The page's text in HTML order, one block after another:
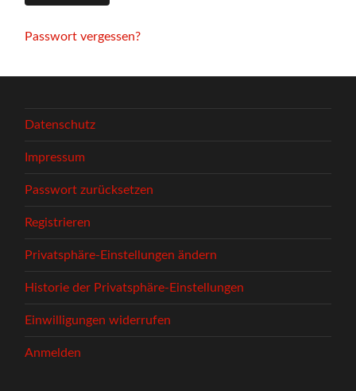
Passwort vergessen?
Datenschutz
Impressum
Passwort zurücksetzen
Registrieren
Privatsphäre-Einstellungen ändern
Historie der Privatsphäre-Einstellungen
Einwilligungen widerrufen
Anmelden